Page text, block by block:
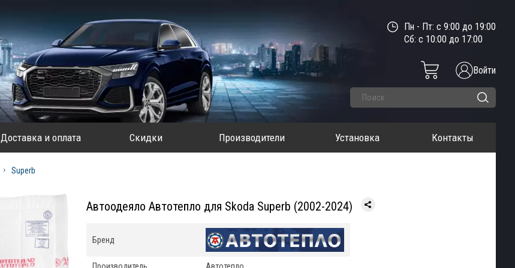
Пн - Пт: с 9:00 до 19:00
Сб: с 10:00 до 17:00
Войти
Доставка и оплата Скидки Производители Установка Контакты
Superb
Автоодеяло Автотепло для Skoda Superb (2002-2024)
Бренд